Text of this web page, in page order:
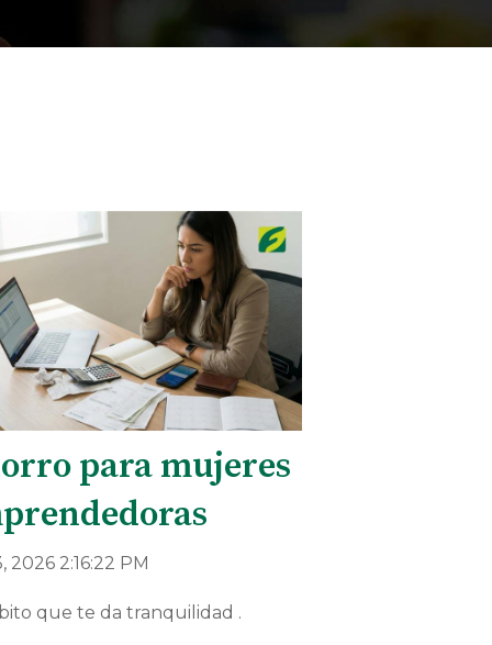
para mujeres
2026 2:16:22 PM
que te da tranquilidad .